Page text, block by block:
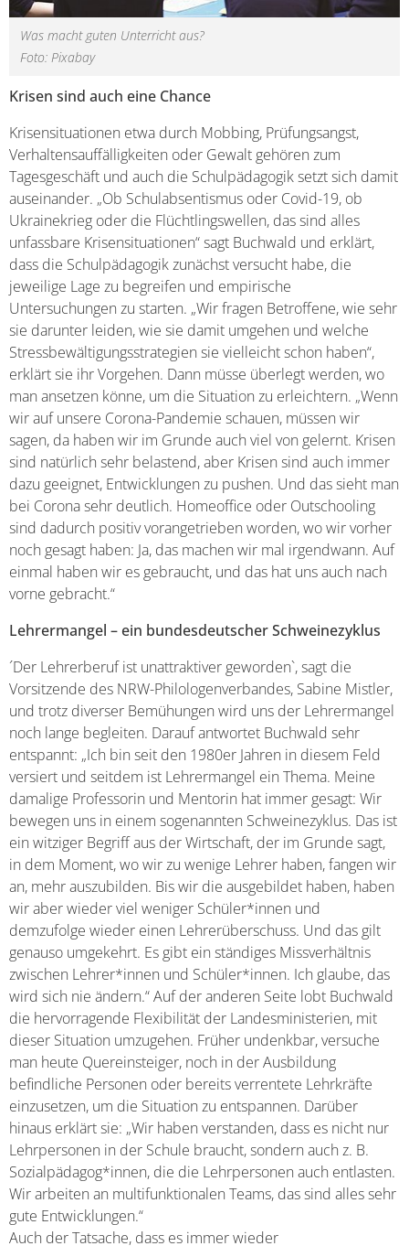
Was macht guten Unterricht aus?
Foto: Pixabay
Krisen sind auch eine Chance
Krisensituationen etwa durch Mobbing, Prüfungsangst,
Verhaltensauffälligkeiten oder Gewalt gehören zum
Tagesgeschäft und auch die Schulpädagogik setzt sich damit
auseinander. „Ob Schulabsentismus oder Covid-19, ob
Ukrainekrieg oder die Flüchtlingswellen, das sind alles
unfassbare Krisensituationen“ sagt Buchwald und erklärt,
dass die Schulpädagogik zunächst versucht habe, die
jeweilige Lage zu begreifen und empirische
Untersuchungen zu starten. „Wir fragen Betroffene, wie sehr
sie darunter leiden, wie sie damit umgehen und welche
Stressbewältigungsstrategien sie vielleicht schon haben“,
erklärt sie ihr Vorgehen. Dann müsse überlegt werden, wo
man ansetzen könne, um die Situation zu erleichtern. „Wenn
wir auf unsere Corona-Pandemie schauen, müssen wir
sagen, da haben wir im Grunde auch viel von gelernt. Krisen
sind natürlich sehr belastend, aber Krisen sind auch immer
dazu geeignet, Entwicklungen zu pushen. Und das sieht man
bei Corona sehr deutlich. Homeoffice oder Outschooling
sind dadurch positiv vorangetrieben worden, wo wir vorher
noch gesagt haben: Ja, das machen wir mal irgendwann. Auf
einmal haben wir es gebraucht, und das hat uns auch nach
vorne gebracht.“
Lehrermangel – ein bundesdeutscher Schweinezyklus
´Der Lehrerberuf ist unattraktiver geworden`, sagt die
Vorsitzende des NRW-Philologenverbandes, Sabine Mistler,
und trotz diverser Bemühungen wird uns der Lehrermangel
noch lange begleiten. Darauf antwortet Buchwald sehr
entspannt: „Ich bin seit den 1980er Jahren in diesem Feld
versiert und seitdem ist Lehrermangel ein Thema. Meine
damalige Professorin und Mentorin hat immer gesagt: Wir
bewegen uns in einem sogenannten Schweinezyklus. Das ist
ein witziger Begriff aus der Wirtschaft, der im Grunde sagt,
in dem Moment, wo wir zu wenige Lehrer haben, fangen wir
an, mehr auszubilden. Bis wir die ausgebildet haben, haben
wir aber wieder viel weniger Schüler*innen und
demzufolge wieder einen Lehrerüberschuss. Und das gilt
genauso umgekehrt. Es gibt ein ständiges Missverhältnis
zwischen Lehrer*innen und Schüler*innen. Ich glaube, das
wird sich nie ändern.“ Auf der anderen Seite lobt Buchwald
die hervorragende Flexibilität der Landesministerien, mit
dieser Situation umzugehen. Früher undenkbar, versuche
man heute Quereinsteiger, noch in der Ausbildung
befindliche Personen oder bereits verrentete Lehrkräfte
einzusetzen, um die Situation zu entspannen. Darüber
hinaus erklärt sie: „Wir haben verstanden, dass es nicht nur
Lehrpersonen in der Schule braucht, sondern auch z. B.
Sozialpädagog*innen, die die Lehrpersonen auch entlasten.
Wir arbeiten an multifunktionalen Teams, das sind alles sehr
gute Entwicklungen.“
Auch der Tatsache, dass es immer wieder